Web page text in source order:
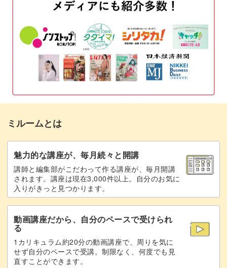
今回のバラキャンドルの作り方がマスターできれば、バラ
モールドの形とワックスの色を変えて、自由にアレンジし
てキャンドル作りを楽しんでいきましょう！
もおすすめです。
ワックスを着色してモールドに注ぐ
ブロック用のワックスを砕く 04:37
本体用のワックスを溶かす 05:47
芯をろう引きする
ワックスをモールドに注いでブロックを入
06:54
モールドから取り出して芯を通す
完成♪ 10:09
ミルームとは
魅力的な講座が、毎月続々と開講
講師と編集部がこだわって作る講座が、毎月開講
されます。講座は現在3,000件以上。自分のお気に
入りがきっと見つかります。
動画講座だから、自分のペースで受けられ
る
1カリキュラム約20分の動画講座で、周りを気に
せず自分のペースで受講。制限なく、何度でも見
直すことができます。